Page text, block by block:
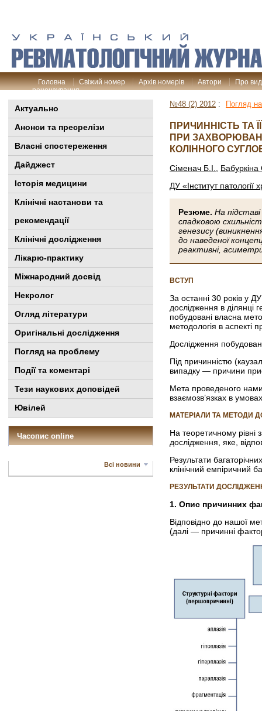
Головна Свіжий номер Архів номерів Автори
Про
рецензування
Актуально
Анонси та пресрелізи
Власні спостереження
Дайджест
Історія медицини
Клінiчні настанови та
рекомендації
Клінічні дослідження
Лікарю-практику
Міжнародний досвід
Некролог
Огляд літератури
Оригінальні дослідження
Погляд на проблему
Події та коментарі
Тези наукових доповідей
Ювілей
Часопис online
Всі новини
№48 (2) 2012 : Погляд
ПРИЧИННІСТЬ ТА
ПРИ
КОЛІННОГО
Сіменач Б.І.
ДУ «Інститут
Резюме. На
спадковою
генезису
до наведеної
реактивні,
ВСТУП
За останні 30 років у
дослідження в ділянці
побудовані власна
методологія в аспекті
Дослідження
Під причинністю
випадку — причини
Мета проведеного
взаємозв’язках в
МАТЕРІАЛИ ТА МЕТОДИ
На теоретичному рівні
дослідження, яке,
Результати
клінічний емпіричний
РЕЗУЛЬТАТИ
1. Опис причинних
Відповідно до нашої
(далі — причинні